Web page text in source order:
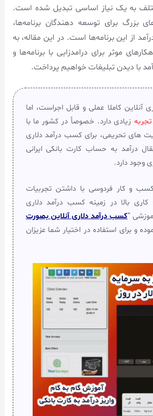
به یک نیاز اساسی تبدیل شده است.
بزرگ برای توسعه دهندگان برنامه‌ها،
از این برنامه‌ها است. در این مقاله، به
موثر برای درامدزایی با برنامه‌ها و
با دیدن تبلیغات خواهیم پرداخت.
آنلاین کاملا عملی و قابل اجراست، اما
تجربه زیادی دارد. خصوصاً در کشور ما با
های تحریمی، برای کسب درآمد دلاری
درآمد به حساب کارت بانکی ایرانی
وجود دارد.
کسب و کار فردوسی با داشتن تجربیات
کاری بالا در زمینه کسب درآمد دلاری
”کسب درآمد دلاری آنلاین بصورت
و برای استفاده در اختیار شما عزیزان